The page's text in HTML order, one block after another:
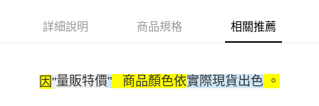
詳細說明 商品規格 相關推薦
因"量販特價" 商品顏色依實際現貨出色 。